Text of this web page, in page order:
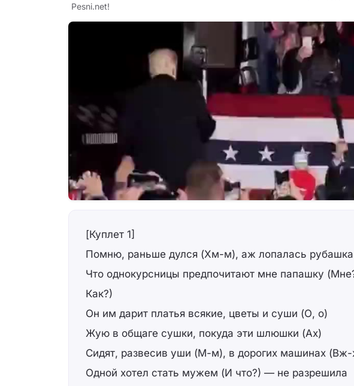
Pesni.net!
[Куплет 1]
Помню, раньше дулся (Хм-м), аж лопалась рубашка
Что однокурсницы предпочитают мне папашку
Как?)
Он им дарит платья всякие, цветы и суши (О, о)
Жую в общаге сушки, покуда эти шлюшки (Ах)
Сидят, развесив уши (М-м), в дорогих машинах
Одной хотел стать мужем (И что?) — не разрешила